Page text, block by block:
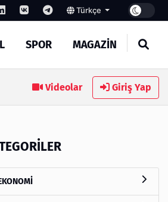
Türkçe
SPOR MAGAZİN
Videolar Giriş Yap